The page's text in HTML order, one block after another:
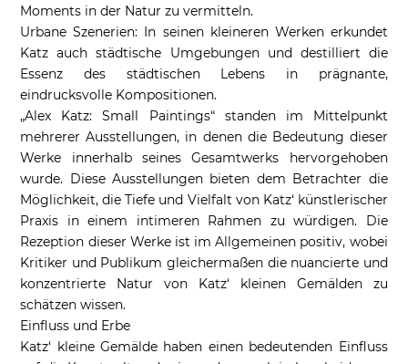
Moments in der Natur zu vermitteln.
Urbane Szenerien: In seinen kleineren Werken erkundet
Katz auch städtische Umgebungen und destilliert die
Essenz des städtischen Lebens in prägnante,
eindrucksvolle Kompositionen.
„Alex Katz: Small Paintings“ standen im Mittelpunkt
mehrerer Ausstellungen, in denen die Bedeutung dieser
Werke innerhalb seines Gesamtwerks hervorgehoben
wurde. Diese Ausstellungen bieten dem Betrachter die
Möglichkeit, die Tiefe und Vielfalt von Katz‘ künstlerischer
Praxis in einem intimeren Rahmen zu würdigen. Die
Rezeption dieser Werke ist im Allgemeinen positiv, wobei
Kritiker und Publikum gleichermaßen die nuancierte und
konzentrierte Natur von Katz‘ kleinen Gemälden zu
schätzen wissen.
Einfluss und Erbe
Katz‘ kleine Gemälde haben einen bedeutenden Einfluss